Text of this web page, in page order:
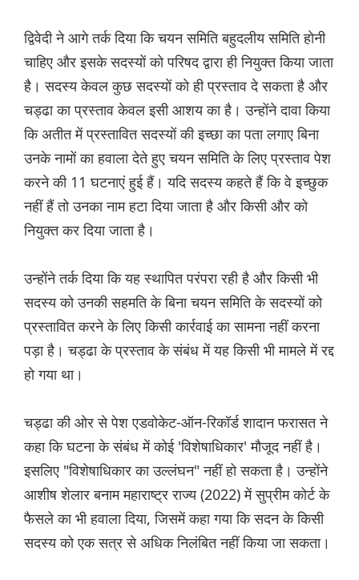
द्विवेदी ने आगे तर्क दिया कि चयन समिति बहुदलीय समिति होनी
चाहिए और इसके सदस्यों को परिषद द्वारा ही नियुक्त किया जाता
है। सदस्य केवल कुछ सदस्यों को ही प्रस्ताव दे सकता है और
चड्ढा का प्रस्ताव केवल इसी आशय का है। उन्होंने दावा किया
कि अतीत में प्रस्तावित सदस्यों की इच्छा का पता लगाए बिना
उनके नामों का हवाला देते हुए चयन समिति के लिए प्रस्ताव पेश
करने की 11 घटनाएं हुई हैं। यदि सदस्य कहते हैं कि वे इच्छुक
नहीं हैं तो उनका नाम हटा दिया जाता है और किसी और को
नियुक्त कर दिया जाता है।
उन्होंने तर्क दिया कि यह स्थापित परंपरा रही है और किसी भी
सदस्य को उनकी सहमति के बिना चयन समिति के सदस्यों को
प्रस्तावित करने के लिए किसी कार्रवाई का सामना नहीं करना
पड़ा है। चड्ढा के प्रस्ताव के संबंध में यह किसी भी मामले में रद्द
हो गया था।
चड्ढा की ओर से पेश एडवोकेट-ऑन-रिकॉर्ड शादान फरासत ने
कहा कि घटना के संबंध में कोई 'विशेषाधिकार' मौजूद नहीं है।
इसलिए "विशेषाधिकार का उल्लंघन" नहीं हो सकता है। उन्होंने
आशीष शेलार बनाम महाराष्ट्र राज्य (2022) में सुप्रीम कोर्ट के
फैसले का भी हवाला दिया, जिसमें कहा गया कि सदन के किसी
सदस्य को एक सत्र से अधिक निलंबित नहीं किया जा सकता।